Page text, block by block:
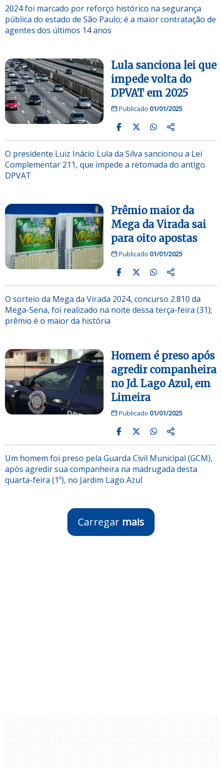
2024 foi marcado por reforço histórico na segurança
pública do estado de São Paulo; é a maior contratação de
agentes dos últimos 14 anos
Lula sanciona lei que
impede volta do
DPVAT em 2025
Publicado 01/01/2025
O presidente Luiz Inácio Lula da Silva sancionou a Lei
Complementar 211, que impede a retomada do antigo
DPVAT
Prêmio maior da
Mega da Virada sai
para oito apostas
Publicado 01/01/2025
O sorteio da Mega da Virada 2024, concurso 2.810 da
Mega-Sena, foi realizado na noite dessa terça-feira (31);
prêmio é o maior da história
Homem é preso após
agredir companheira
no Jd. Lago Azul, em
Limeira
Publicado 01/01/2025
Um homem foi preso pela Guarda Civil Municipal (GCM),
após agredir sua companheira na madrugada desta
quarta-feira (1º), no Jardim Lago Azul
Carregar mais